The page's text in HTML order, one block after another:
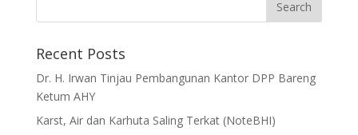
Recent Posts
Dr. H. Irwan Tinjau Pembangunan Kantor DPP Bareng
Ketum AHY
Karst, Air dan Karhuta Saling Terkat (NoteBHI)